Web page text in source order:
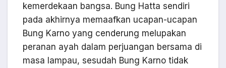
kemerdekaan bangsa. Bung Hatta sendiri
pada akhirnya memaafkan ucapan-ucapan
Bung Karno yang cenderung melupakan
peranan ayah dalam perjuangan bersama di
masa lampau, sesudah Bung Karno tidak